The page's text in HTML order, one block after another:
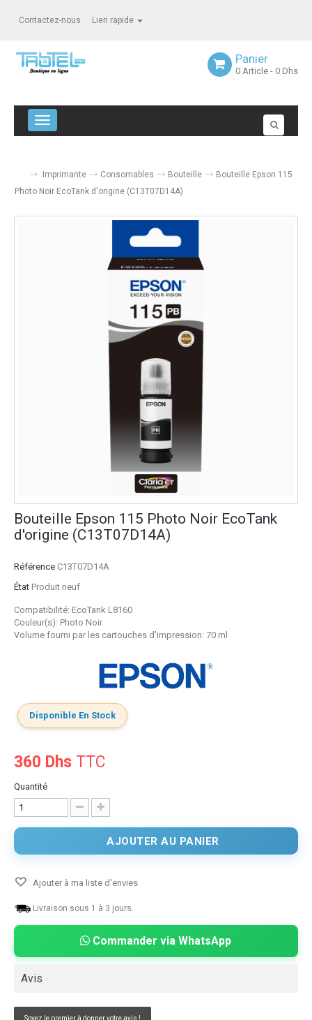
Contactez-nous Lien rapide
Panier
0 Article - 0 Dhs
Navigation bascule
Imprimante Consomables Bouteille
Bouteille Epson 115
Photo Noir EcoTank d'origine (C13T07D14A)
Bouteille Epson 115 Photo Noir EcoTank
d'origine (C13T07D14A)
Référence C13T07D14A
État Produit neuf
Compatibilité: EcoTank L8160
Couleur(s): Photo Noir
Volume fourni par les cartouches d'impression: 70 ml
Disponible En Stock
360 Dhs TTC
Quantité
AJOUTER AU PANIER
Ajouter à ma liste d'envies
Livraison sous 1 à 3 jours.
Commander via WhatsApp
Avis
Soyez le premier à donner votre avis !